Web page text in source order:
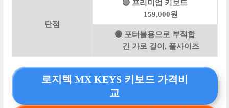
단점
🔴 프리미엄 키보드
159,000원
🔴 포터블용으로 부적합
긴 가로 길이, 풀사이즈
로지텍 MX KEYS 키보드 가격비
교